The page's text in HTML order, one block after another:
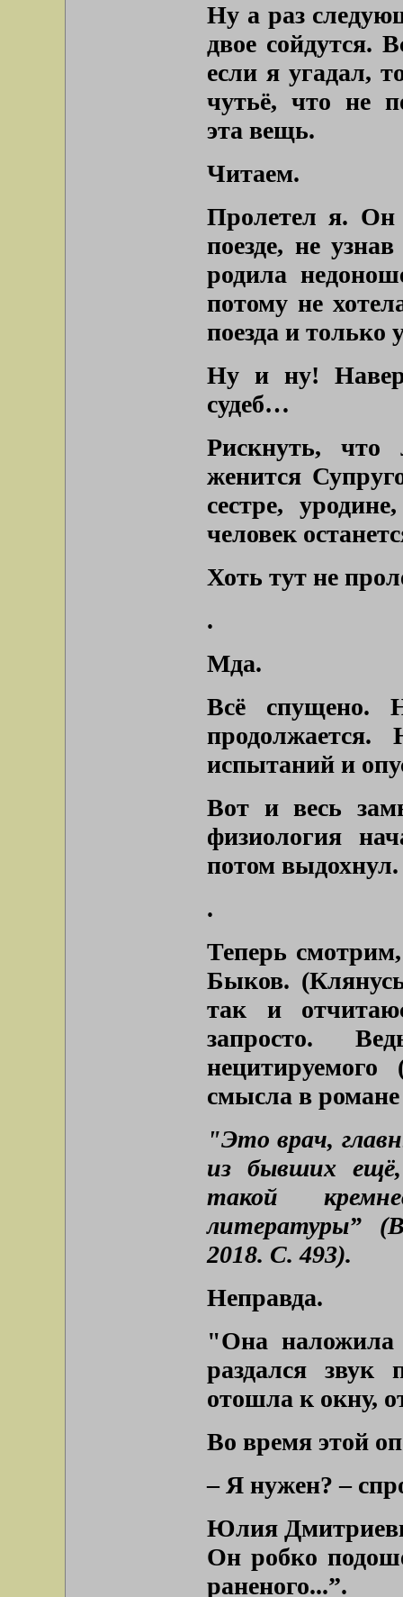
Ну а раз
двое сойдутся.
если я угадал,
чутьё, что не
эта вещь.
Читаем.
Пролетел я. Он
поезде, не
родила
потому не
поезда и только
Ну и ну!
судеб…
Рискнуть,
женится
сестре,
человек
Хоть тут не
.
Мда.
Всё спущено.
испытаний и
Вот и весь
физиология
потом выдохнул.
.
Теперь
Быков.
так и
запросто.
смысла в романе
"Это врач,
из бывших
такой
литературы”
2018. С. 493).
Неправда.
"Она наложила
раздался
отошла к окну,
Во время этой
– Я нужен? –
Юлия
Он робко
раненого...”.